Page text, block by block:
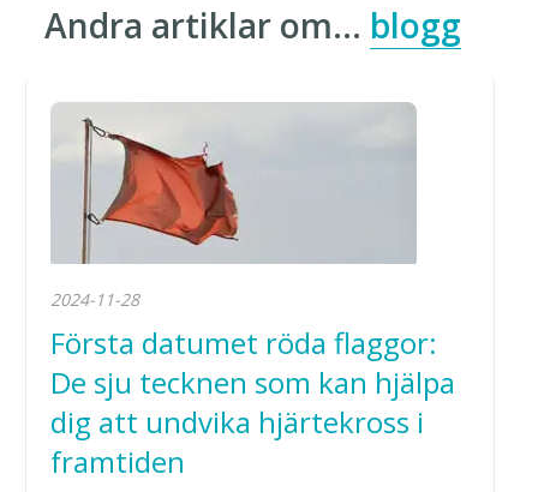
Andra artiklar om… blogg
2024-11-28
Första datumet röda flaggor:
De sju tecknen som kan hjälpa
dig att undvika hjärtekross i
framtiden